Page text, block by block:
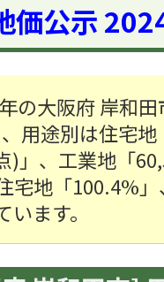
価公示
の大阪府 岸和
用途別は住宅
)」、工業地「
宅地「100.4%
います。